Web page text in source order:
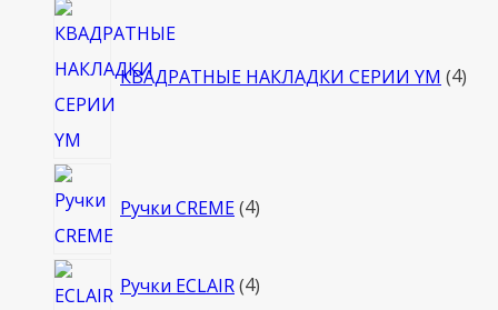
КВАДРАТНЫЕ НАКЛАДКИ СЕРИИ YM 4
Ручки CREME 4товара
Ручки ECLAIR 44